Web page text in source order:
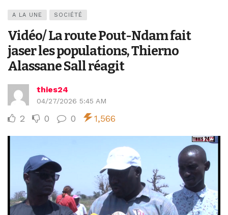
A LA UNE SOCIÉTÉ
Vidéo/ La route Pout-Ndam fait
jaser les populations, Thierno
Alassane Sall réagit
thies24
04/27/2026 5:45 AM
2 0 0 1,566